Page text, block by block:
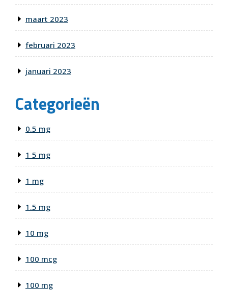
maart 2023
februari 2023
januari 2023
Categorieën
0.5 mg
1 5 mg
1 mg
1.5 mg
10 mg
100 mcg
100 mg